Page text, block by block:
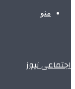
منو
اجتماعی نیوز